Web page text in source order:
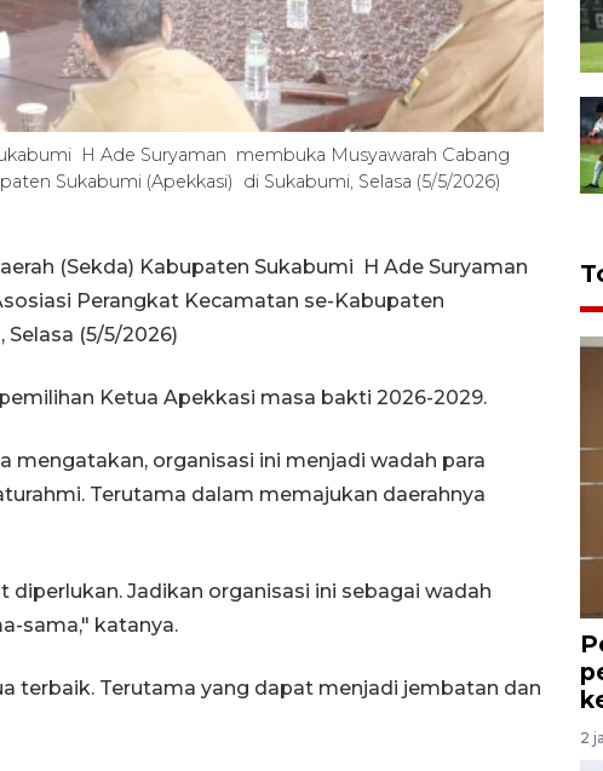
H Ade Suryaman membuka Musyawarah Cabang
Sukabumi (Apekkasi) di Sukabumi, Selasa (5/5/2026)
(Sekda) Kabupaten Sukabumi H Ade Suryaman
Perangkat Kecamatan se-Kabupaten
(5/5/2026)
Ketua Apekkasi masa bakti 2026-2029.
mengatakan, organisasi ini menjadi wadah para
Terutama dalam memajukan daerahnya
Jadikan organisasi ini sebagai wadah
sama," katanya.
terbaik. Terutama yang dapat menjadi jembatan dan
2